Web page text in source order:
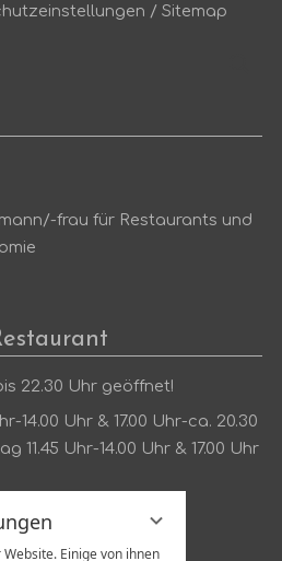
Einige von ihnen
/Sitemap
frau für Restaurants und
22.30 Uhr geöffnet!
14.00 Uhr & 17.00 Uhr-ca. 20.30
11.45 Uhr-14.00 Uhr & 17.00 Uhr